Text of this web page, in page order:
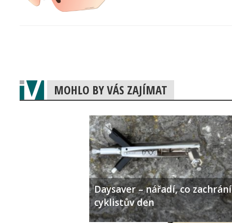
MOHLO BY VÁS ZAJÍMAT
Daysaver – nářadí, co zachrání
cyklistův den